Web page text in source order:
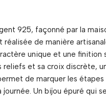
925, façonné par la
de manière
unique et une finition
et sa croix discrète,
de marquer les
Un bijou épuré qui